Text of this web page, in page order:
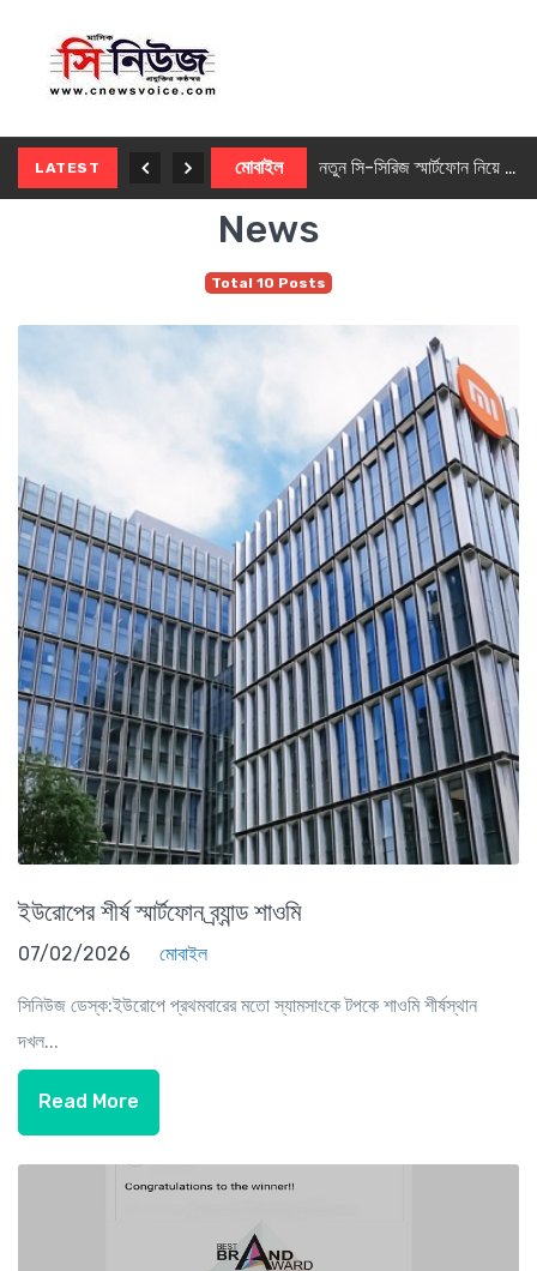
LATEST মোবাইল নতুন সি-সিরিজ স্মার্টফোন নিয়ে আসছে রিয়েলমি
News
Total 10 Posts
ইউরোপের শীর্ষ স্মার্টফোন ব্র্যান্ড শাওমি
07/02/2026 মোবাইল
সিনিউজ ডেস্ক:ইউরোপে প্রথমবারের মতো স্যামসাংকে টপকে শাওমি শীর্ষস্থান
দখল...
Read More